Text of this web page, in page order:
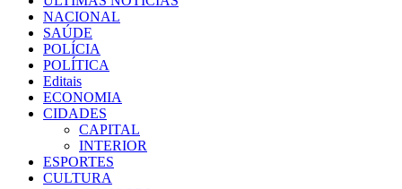
NACIONAL
SAÚDE
POLÍCIA
POLÍTICA
Editais
ECONOMIA
CIDADES
CAPITAL
INTERIOR
ESPORTES
CULTURA